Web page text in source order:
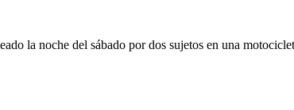
la noche del sábado por dos sujetos en una